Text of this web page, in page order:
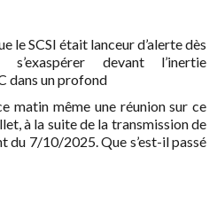
le SCSI était lanceur d’alerte dès
devant l’inertie
dans un profond
matin même une réunion sur ce
à la suite de la transmission de
du 7/10/2025. Que s’est-il passé